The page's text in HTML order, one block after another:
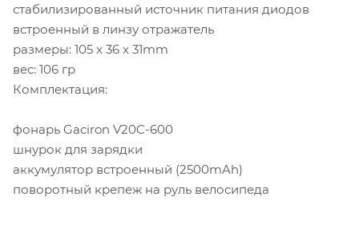
стабилизированный источник питания диодов
встроенный в линзу отражатель
размеры: 105 x 36 x 31mm
вес: 106 гр
Комплектация:
фонарь Gaciron V20C-600
шнурок для зарядки
аккумулятор встроенный (2500mAh)
поворотный крепеж на руль велосипеда